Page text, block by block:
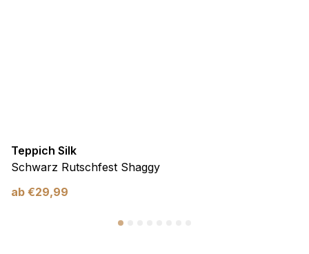
Teppich Silk
Schwarz Rutschfest Shaggy
ab €29,99